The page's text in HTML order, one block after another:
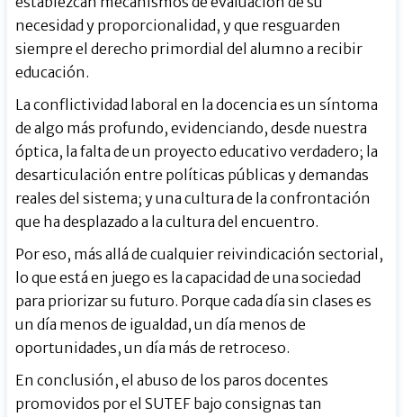
necesidad y proporcionalidad, y que resguarden
siempre el derecho primordial del alumno a recibir
educación.
La conflictividad laboral en la docencia es un síntoma
de algo más profundo, evidenciando, desde nuestra
óptica, la falta de un proyecto educativo verdadero; la
desarticulación entre políticas públicas y demandas
reales del sistema; y una cultura de la confrontación
que ha desplazado a la cultura del encuentro.
Por eso, más allá de cualquier reivindicación sectorial,
lo que está en juego es la capacidad de una sociedad
para priorizar su futuro. Porque cada día sin clases es
un día menos de igualdad, un día menos de
oportunidades, un día más de retroceso.
En conclusión, el abuso de los paros docentes
promovidos por el SUTEF bajo consignas tan